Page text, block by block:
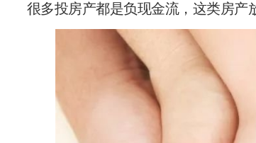
很多投房产都是负现金流，这类房产